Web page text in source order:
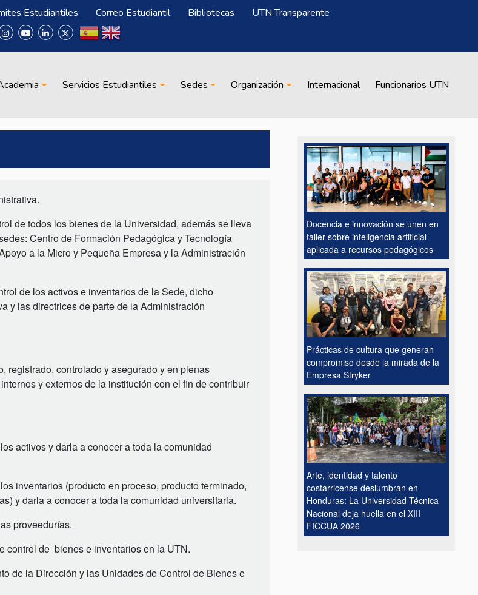
Estudiantiles Correo Estudiantil Bibliotecas UTN Transparente
Servicios Estudiantiles Sedes Organización Internacional Funcionarios UTN
de todos los bienes de la Universidad, además se lleva
Centro de Formación Pedagógica y Tecnología
a la Micro y Pequeña Empresa y la Administración
de los activos e inventarios de la Sede, dicho
y las directrices de parte de la Administración
registrado, controlado y asegurado y en plenas
y externos de la institución con el fin de contribuir
activos y darla a conocer a toda la comunidad
inventarios (producto en proceso, producto terminado,
y darla a conocer a toda la comunidad universitaria.
proveedurías.
control de bienes e inventarios en la UTN.
de la Dirección y las Unidades de Control de Bienes e
Docencia e innovación se unen en
taller sobre inteligencia artificial
aplicada a recursos pedagógicos
Prácticas de cultura que generan
compromiso desde la mirada de la
Empresa Stryker
Arte, identidad y talento
costarricense deslumbran en
Honduras: La Universidad Técnica
Nacional deja huella en el XIII
FICCUA 2026